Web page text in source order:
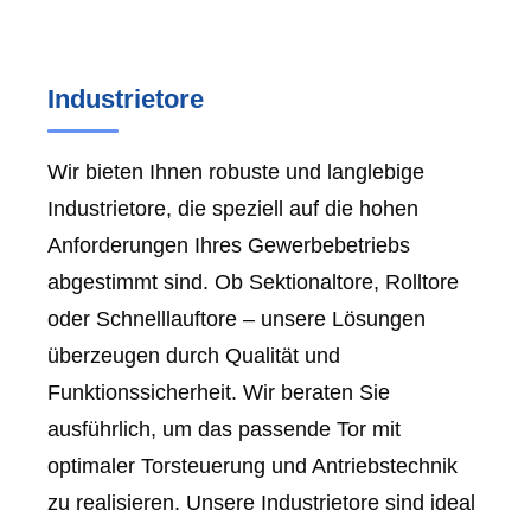
Industrietore
Wir bieten Ihnen robuste und langlebige
Industrietore, die speziell auf die hohen
Anforderungen Ihres Gewerbebetriebs
abgestimmt sind. Ob Sektionaltore, Rolltore
oder Schnelllauftore – unsere Lösungen
überzeugen durch Qualität und
Funktionssicherheit. Wir beraten Sie
ausführlich, um das passende Tor mit
optimaler Torsteuerung und Antriebstechnik
zu realisieren. Unsere Industrietore sind ideal